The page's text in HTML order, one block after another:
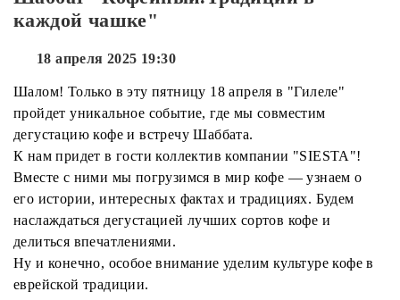
каждой чашке"
18 апреля 2025 19:30
Шалом! Только в эту пятницу 18 апреля в "Гилеле"
пройдет уникальное событие, где мы совместим
дегустацию кофе и встречу Шаббата.
К нам придет в гости коллектив компании "SIESTA"!
Вместе с ними мы погрузимся в мир кофе — узнаем о
его истории, интересных фактах и традициях. Будем
наслаждаться дегустацией лучших сортов кофе и
делиться впечатлениями.
Ну и конечно, особое внимание уделим культуре кофе в
еврейской традиции.